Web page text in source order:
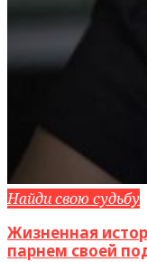
Найди свою судьбу
Жизненная
парнем своей